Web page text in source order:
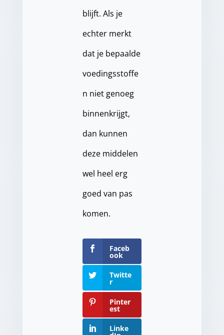
blijft. Als je
echter merkt
dat je bepaalde
voedingsstoffe
n niet genoeg
binnenkrijgt,
dan kunnen
deze middelen
wel heel erg
goed van pas
komen.
Faceb
ook
Twitte
r
Pinter
est
Linke